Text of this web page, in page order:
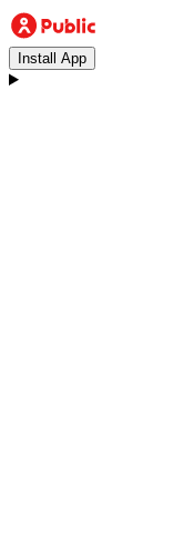
Install App